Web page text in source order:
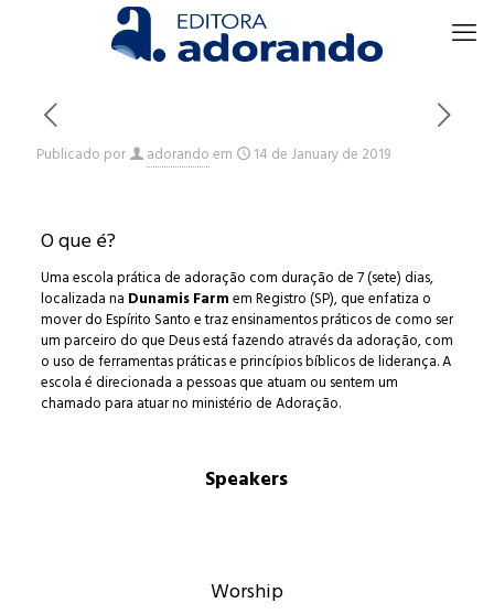
Publicado por adorandoem 14 de January de 2019
O que é?
Uma escola prática de adoração com duração de 7 (sete) dias,
localizada na Dunamis Farmem Registro (SP), que enfatiza o
mover do Espírito Santo e traz ensinamentos práticos de como ser
um parceiro do que Deus está fazendo através da adoração, com
o uso de ferramentas práticas e princípios bíblicos de liderança. A
escola é direcionada a pessoas que atuam ou sentem um
chamado para atuar no ministério de Adoração.
Speakers
Worship